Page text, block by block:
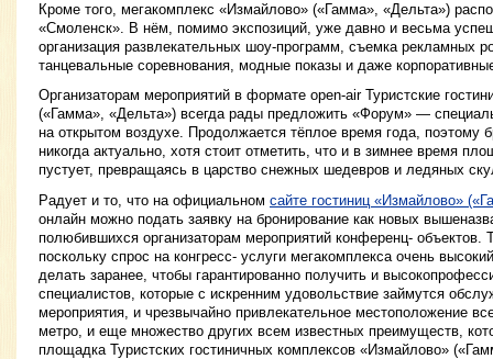
Кроме того, мегакомплекс «Измайлово» («Гамма», «Дельта»)
«Смоленск». В нём, помимо экспозиций, уже давно и весьма
организация развлекательных шоу-программ, съемка рекламных
танцевальные соревнования, модные показы и даже
Организаторам мероприятий в формате open-air Туристские
(«Гамма», «Дельта») всегда рады предложить «Форум» —
на открытом воздухе. Продолжается тёплое время года, поэтому
никогда актуально, хотя стоит отметить, что и в зимнее время
пустует, превращаясь в царство снежных шедевров и ледяных
Радует и то, что на официальном сайте гостиниц «Измайлово»
онлайн можно подать заявку на бронирование как новых
полюбившихся организаторам мероприятий конференц- объектов.
поскольку спрос на конгресс- услуги мегакомплекса очень
делать заранее, чтобы гарантированно получить и
специалистов, которые с искренним удовольствие займутся
мероприятия, и чрезвычайно привлекательное местоположение
метро, и еще множество других всем известных преимуществ,
площадка Туристских гостиничных комплексов «Измайлово»